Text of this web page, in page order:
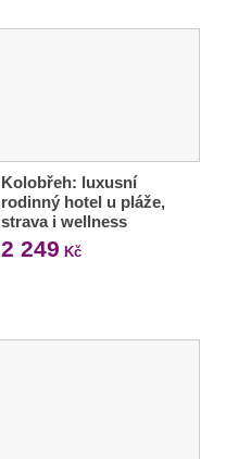
Kolobřeh: luxusní
rodinný hotel u pláže,
strava i wellness
2 249 Kč